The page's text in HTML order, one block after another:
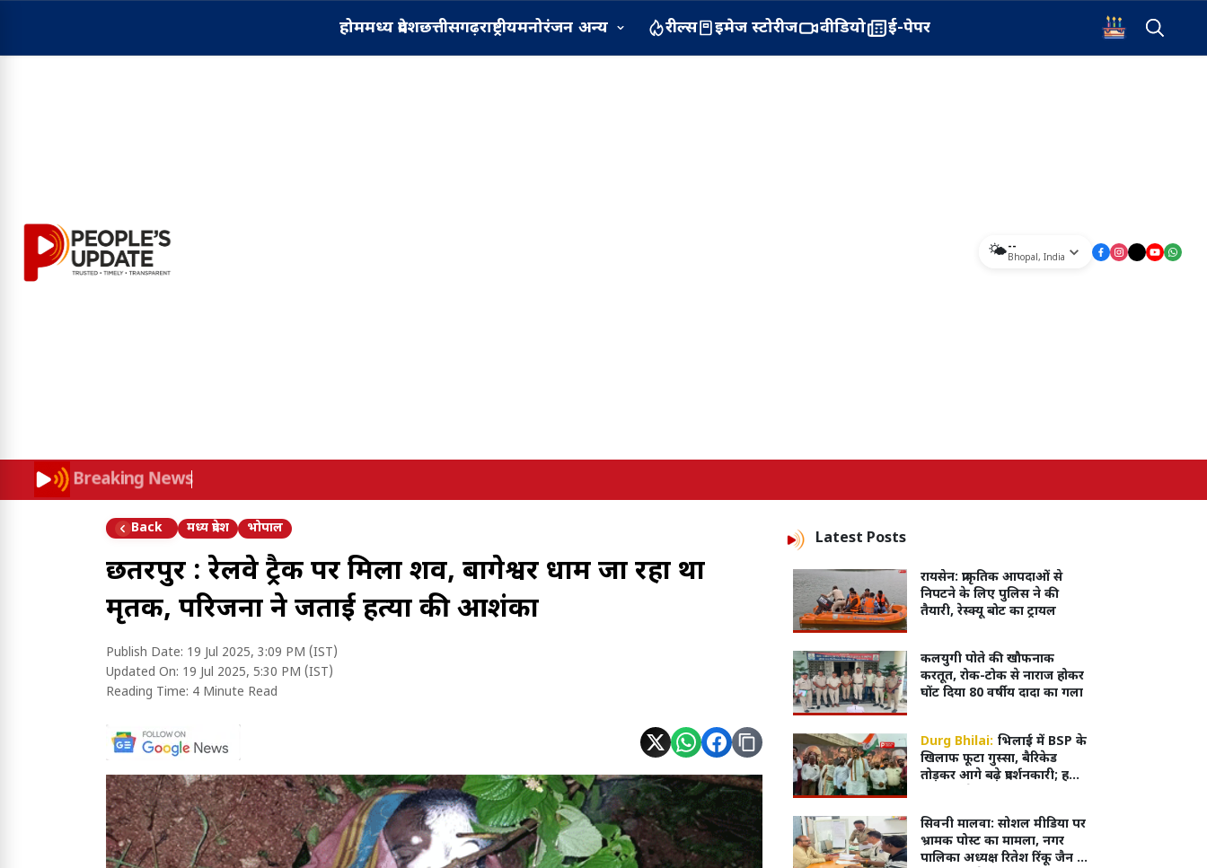
होममध्य प्रदेशछत्तीसगढ़राष्ट्रीयमनोरंजन अन्य रील्स इमेज स्टोरीज वीडियो ई-पेपर
🌤️--
Bhopal, India
Breaking News
Back मध्य प्रदेश भोपाल
छतरपुर : रेलवे ट्रैक पर मिला शव, बागेश्वर धाम जा रहा था
मृतक, परिजनों ने जताई हत्या की आशंका
Publish Date: 19 Jul 2025, 3:09 PM (IST)
Updated On: 19 Jul 2025, 5:30 PM (IST)
Reading Time: 4 Minute Read
Latest Posts
रायसेन: प्राकृतिक आपदाओं से
निपटने के लिए पुलिस ने की
तैयारी, रेस्क्यू बोट का ट्रायल
कलयुगी पोते की खौफनाक
करतूत, रोक-टोक से नाराज होकर
घोंट दिया 80 वर्षीय दादा का गला
Durg Bhilai: भिलाई में BSP के
खिलाफ फूटा गुस्सा, बैरिकेड
तोड़कर आगे बढ़े प्रदर्शनकारी; हजारों
सिवनी मालवा: सोशल मीडिया पर
भ्रामक पोस्ट का मामला, नगर
पालिका अध्यक्ष रितेश रिंकू जैन ने